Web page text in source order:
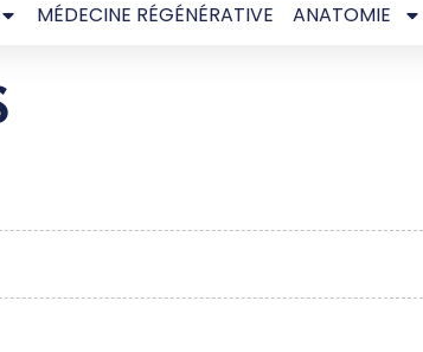
MÉDECINE RÉGÉNÉRATIVE ANATOMIE